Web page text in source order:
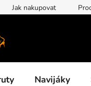
Jak nakupovat
Navijáky